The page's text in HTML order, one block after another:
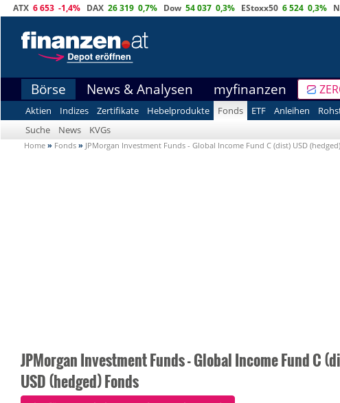
ATX 6 653 -1,4% DAX 26 319 0,7% Dow 54 037 0,3% EStoxx50 6 524 0,3%
Börse News & Analysen myfinanzen
Aktien Indizes Zertifikate Hebelprodukte Fonds ETF Anleihen
Suche
News KVGs
Home » Fonds » JPMorgan Investment Funds - Global Income Fund C (dist) USD
JPMorgan Investment Funds - Global Income Fund C
USD (hedged) Fonds